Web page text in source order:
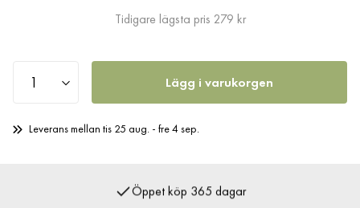
Pris
Tidigare lägsta pris 279 kr
Lägg i varukorgen
Leverans mellan tis 25 aug. - fre 4 sep.
Över 400 000 nöjda kunder